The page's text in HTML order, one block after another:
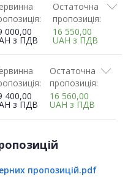
000,00
з ПДВ
Остаточна
пропозиція:
16 550,00
UAH з ПДВ
400,00
з ПДВ
Остаточна
пропозиція:
16 560,00
UAH з ПДВ
пропозицій.pdf